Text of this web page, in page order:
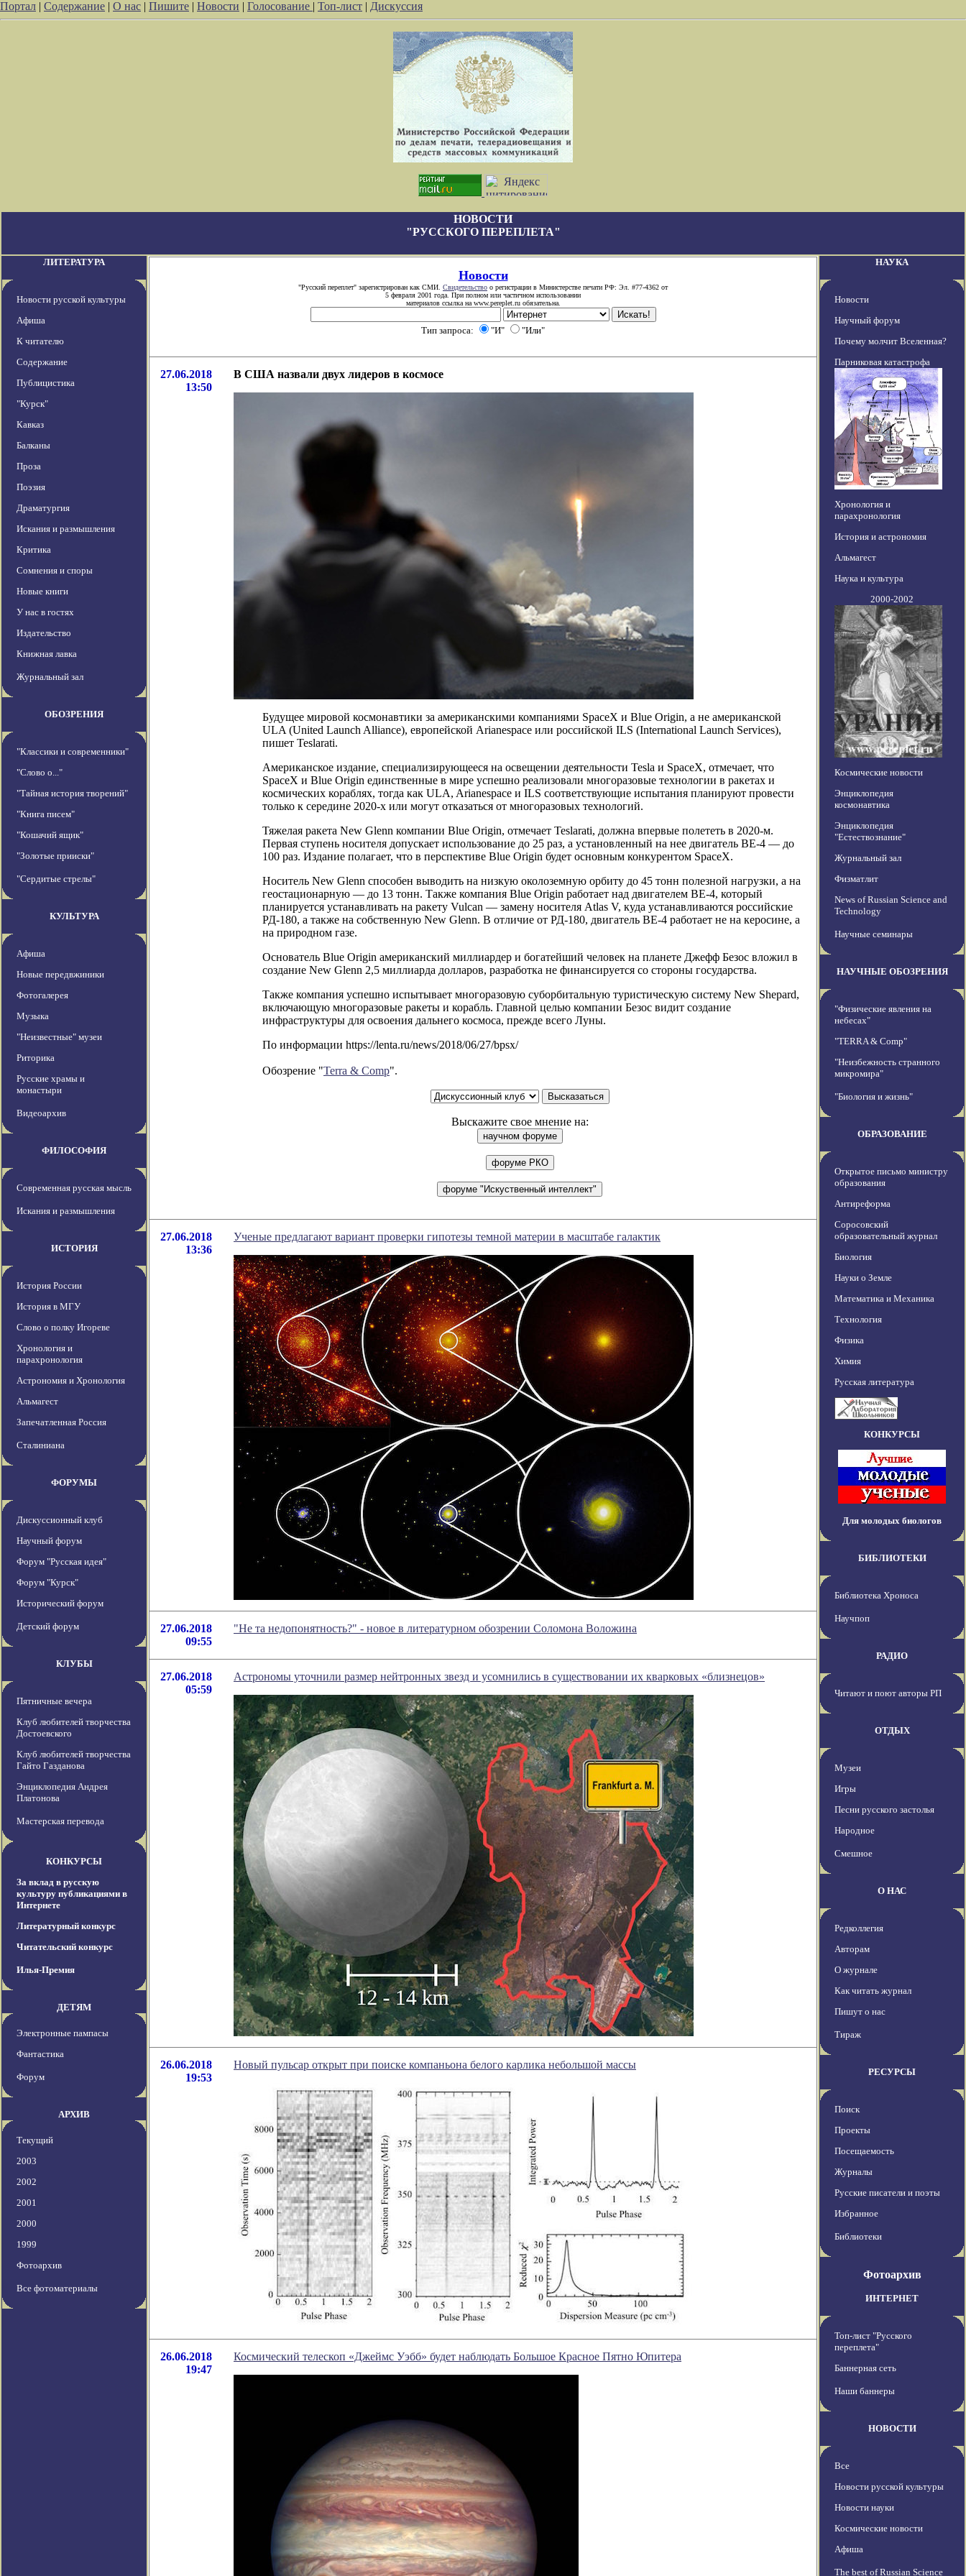
Портал | Содержание | О нас | Пишите | Новости | Голосование | Топ-лист | Дискуссия
НОВОСТИ
"РУССКОГО ПЕРЕПЛЕТА"
ЛИТЕРАТУРА
Новости русской культуры
Афиша
К читателю
Содержание
Публицистика
"Курск"
Кавказ
Балканы
Проза
Поэзия
Драматургия
Искания и размышления
Критика
Сомнения и споры
Новые книги
У нас в гостях
Издательство
Книжная лавка
Журнальный зал
ОБОЗРЕНИЯ
"Классики и современники"
"Слово о..."
"Тайная история творений"
"Книга писем"
"Кошачий ящик"
"Золотые прииски"
"Сердитые стрелы"
КУЛЬТУРА
Афиша
Новые передвжиники
Фотогалерея
Музыка
"Неизвестные" музеи
Риторика
Русские храмы и
монастыри
Видеоархив
ФИЛОСОФИЯ
Современная русская мысль
Искания и размышления
ИСТОРИЯ
История России
История в МГУ
Слово о полку Игореве
Хронология и
парахронология
Астрономия и Хронология
Альмагест
Запечатленная Россия
Сталиниана
ФОРУМЫ
Дискуссионный клуб
Научный форум
Форум "Русская идея"
Форум "Курск"
Исторический форум
Детский форум
КЛУБЫ
Пятничные вечера
Клуб любителей творчества
Достоевского
Клуб любителей творчества
Гайто Газданова
Энциклопедия Андрея
Платонова
Мастерская перевода
КОНКУРСЫ
За вклад в русскую
культуру публикациями в
Интернете
Литературный конкурс
Читательский конкурс
Илья-Премия
ДЕТЯМ
Электронные пампасы
Фантастика
Форум
АРХИВ
Текущий
2003
2002
2001
2000
1999
Фотоархив
Все фотоматериалы
Новости
"Русский переплет" зарегистрирован как СМИ. Свидетельство о регистрации в Министерстве печати РФ: Эл. #77-4362 от
5 февраля 2001 года. При полном или частичном использовании
материалов ссылка на www.pereplet.ru обязательна.
Тип запроса: "И" "Или"
27.06.2018
13:50
В США назвали двух лидеров в космосе
Будущее мировой космонавтики за американскими компаниями SpaceX и Blue Origin, а не американской
ULA (United Launch Alliance), европейской Arianespace или российской ILS (International Launch Services),
пишет Teslarati.
Американское издание, специализирующееся на освещении деятельности Tesla и SpaceX, отмечает, что
SpaceX и Blue Origin единственные в мире успешно реализовали многоразовые технологии в ракетах и
космических кораблях, тогда как ULA, Arianespace и ILS соответствующие испытания планируют провести
только к середине 2020-х или могут отказаться от многоразовых технологий.
Тяжелая ракета New Glenn компании Blue Origin, отмечает Teslarati, должна впервые полететь в 2020-м.
Первая ступень носителя допускает использование до 25 раз, а установленный на нее двигатель BE-4 — до
100 раз. Издание полагает, что в перспективе Blue Origin будет основным конкурентом SpaceX.
Носитель New Glenn способен выводить на низкую околоземную орбиту до 45 тонн полезной нагрузки, а на
геостационарную — до 13 тонн. Также компания Blue Origin работает над двигателем ВE-4, который
планируется устанавливать на ракету Vulcan — замену носителя Atlas V, куда устанавливаются российские
РД-180, а также на собственную New Glenn. В отличие от РД-180, двигатель ВE-4 работает не на керосине, а
на природном газе.
Основатель Blue Origin американский миллиардер и богатейший человек на планете Джефф Безос вложил в
создание New Glenn 2,5 миллиарда долларов, разработка не финансируется со стороны государства.
Также компания успешно испытывает многоразовую суборбитальную туристическую систему New Shepard,
включающую многоразовые ракеты и корабль. Главной целью компании Безос видит создание
инфраструктуры для освоения дальнего космоса, прежде всего Луны.
По информации https://lenta.ru/news/2018/06/27/bpsx/
Обозрение "Terra & Comp".
Выскажите свое мнение на:
27.06.2018
13:36
Ученые предлагают вариант проверки гипотезы темной материи в масштабе галактик
27.06.2018
09:55
"Не та недопонятность?" - новое в литературном обозрении Соломона Воложина
27.06.2018
05:59
Астрономы уточнили размер нейтронных звезд и усомнились в существовании их кварковых «близнецов»
26.06.2018
19:53
Новый пульсар открыт при поиске компаньона белого карлика небольшой массы
26.06.2018
19:47
Космический телескоп «Джеймс Уэбб» будет наблюдать Большое Красное Пятно Юпитера
НАУКА
Новости
Научный форум
Почему молчит Вселенная?
Парниковая катастрофа
Хронология и
парахронология
История и астрономия
Альмагест
Наука и культура
2000-2002
Космические новости
Энциклопедия
космонавтика
Энциклопедия
"Естествознание"
Журнальный зал
Физматлит
News of Russian Science and
Technology
Научные семинары
НАУЧНЫЕ ОБОЗРЕНИЯ
"Физические явления на
небесах"
"TERRA & Comp"
"Неизбежность странного
микромира"
"Биология и жизнь"
ОБРАЗОВАНИЕ
Открытое письмо министру
образования
Антиреформа
Соросовский
образовательный журнал
Биология
Науки о Земле
Математика и Механика
Технология
Физика
Химия
Русская литература
КОНКУРСЫ
Для молодых биологов
БИБЛИОТЕКИ
Библиотека Хроноса
Научпоп
РАДИО
Читают и поют авторы РП
ОТДЫХ
Музеи
Игры
Песни русского застолья
Народное
Смешное
О НАС
Редколлегия
Авторам
О журнале
Как читать журнал
Пишут о нас
Тираж
РЕСУРСЫ
Поиск
Проекты
Посещаемость
Журналы
Русские писатели и поэты
Избранное
Библиотеки
Фотоархив
ИНТЕРНЕТ
Топ-лист "Русского
переплета"
Баннерная сеть
Наши баннеры
НОВОСТИ
Все
Новости русской культуры
Новости науки
Космические новости
Афиша
The best of Russian Science